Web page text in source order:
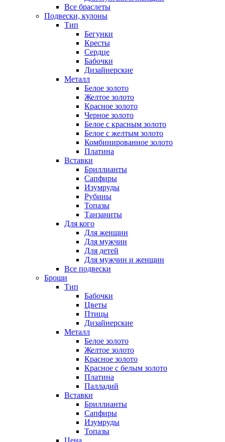
Все браслеты
Подвески, кулоны
Тип
Бегунки
Кресты
Сердце
Бабочки
Дизайнерские
Металл
Белое золото
Желтое золото
Красное золото
Черное золото
Белое с красным золото
Белое с желтым золото
Комбинированное золото
Платина
Вставки
Бриллианты
Сапфиры
Изумруды
Рубины
Топазы
Танзаниты
Для кого
Для женщин
Для мужчин
Для детей
Для мужчин и женщин
Все подвески
Броши
Тип
Бабочки
Цветы
Птицы
Дизайнерские
Металл
Белое золото
Желтое золото
Красное золото
Красное с белым золото
Платина
Палладий
Вставки
Бриллианты
Сапфиры
Изумруды
Топазы
Цена